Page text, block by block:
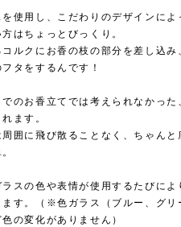
使用し、こだわりのデザインに
はちょっとびっくり。
コルクにお香の枝の部分を差し込
タをするんです！
のお香立てでは考えられなかっ
ます。
囲に飛び散ることなく、ちゃんと
ラスの色や表情が使用するたびに
ます。（※色ガラス（ブルー、グリ
の変化がありません）